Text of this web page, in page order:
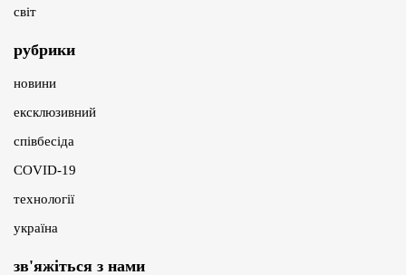
світ
рубрики
новини
ексклюзивний
співбесіда
COVID-19
технології
україна
зв'яжіться з нами